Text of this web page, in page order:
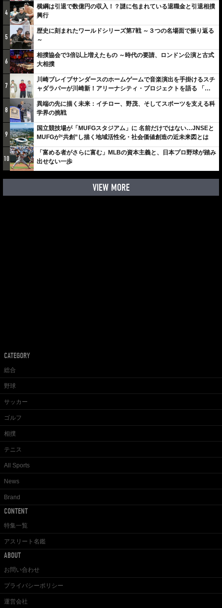
4
横綱は引退で数億円の収入！？謎に包まれている退職金と引退相撲
興行
5
歴史に刻まれたワールドシリーズ第7戦 ～３つの名場面で振り返る
～
6
相撲協会で3倍以上増えたもの ～時代の要請、ロンドン公演と古式
大相撲
7
川崎ブレイブサンダースのホームゲームで音楽演出を手掛けるスチ
ャダラパーが川崎新！アリーナシティ・プロジェクトを語る 「楽
しみでしかないでしょ。川崎は、ずっと成長曲線だから」
8
異端の先に描く未来：イチロー、野茂、そしてスポーツを支える科
学界の挑戦
9
国立競技場が「MUFGスタジアム」に 名前だけではない…JNSEと
MUFGが“共創”し描く地域活性化・社会価値創造の近未来図とは
10
「富める者がさらに富む」MLBの資本主義と、日本プロ野球が踏み
出せない一歩
VIEW MORE
CATEGORY
総合
野球
サッカー
ゴルフ
相撲
テニス
All Sports
News
Brand
CONTENT
特集一覧
アスリート名鑑
ABOUT
お問い合わせ
プライバシーポリシー
運営会社